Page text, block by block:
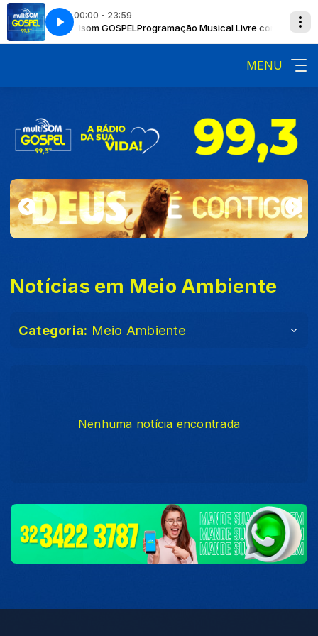
00:00 - 23:59
com Multisom GOSPELProgramação Musical Livre com Multisom
here Now Playing info goes here
MENU
Notícias em Meio Ambiente
Categoria: Meio Ambiente
Nenhuma notícia encontrada